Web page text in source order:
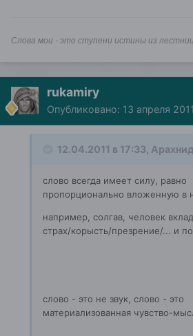
Слова мои - это ступени истины из
rukamiry
Опубликовано: 13 апреля 2011
12.04.2011 в 17:33,
слово всегда имеет силу, равно
пропорционально вложенную в
например, солгав, человек
страх/корысть/презрение/... и
слово - это не звук, слово - это
материализованная чувство-